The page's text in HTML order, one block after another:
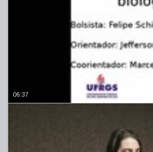
06:37